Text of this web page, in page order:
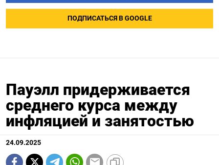
ПОДПИСАТЬСЯ В GOOGLE
Пауэлл придерживается
среднего курса между
инфляцией и занятостью
24.09.2025